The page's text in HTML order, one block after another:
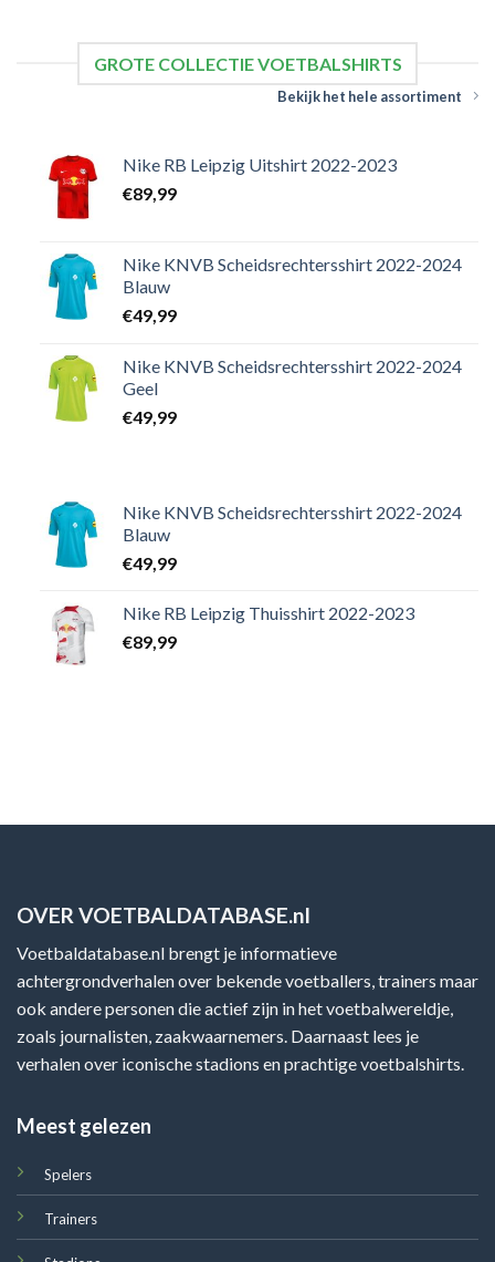
GROTE COLLECTIE VOETBALSHIRTS
Bekijk het hele assortiment
Nike RB Leipzig Uitshirt 2022-2023
€89,99
Nike KNVB Scheidsrechtersshirt 2022-2024
Blauw
€49,99
Nike KNVB Scheidsrechtersshirt 2022-2024
Geel
€49,99
Nike KNVB Scheidsrechtersshirt 2022-2024
Blauw
€49,99
Nike RB Leipzig Thuisshirt 2022-2023
€89,99
OVER VOETBALDATABASE.nl
Voetbaldatabase.nl brengt je informatieve
achtergrondverhalen over bekende voetballers, trainers maar
ook andere personen die actief zijn in het voetbalwereldje,
zoals journalisten, zaakwaarnemers. Daarnaast lees je
verhalen over iconische stadions en prachtige voetbalshirts.
Meest gelezen
Spelers
Trainers